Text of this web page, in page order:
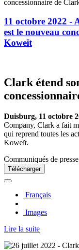
11 octobre 2022 -
est le nouveau
Koweït
Clark étend
Duisburg, 11 octobre
Company, Clark a fait
qui reprend toutes les
Koweït.
Communiqués de
Télécharger
Français
Images
Lire la suite